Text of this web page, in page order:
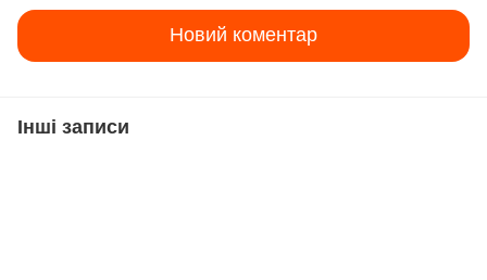
Новий коментар
Інші записи